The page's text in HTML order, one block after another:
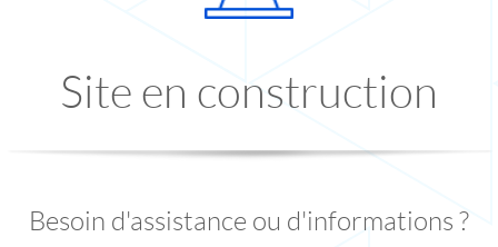
Site en construction
Besoin d'assistance ou d'informations ?